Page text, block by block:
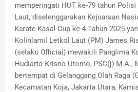
memperingati HUT ke-79 tahun
Laut, diselenggarakan Kejuaraan
Karate Kasal Cup ke-4 Tahun 2025
Kolinlamil Letkol Laut (PM) James
(selaku Official) mewakili Panglima
Hudiarto Krisno Utomo, PSC(j) M.A.,
bertempat di Gelanggang Olah Raga
Kecamatan Koja, Jakarta Utara,